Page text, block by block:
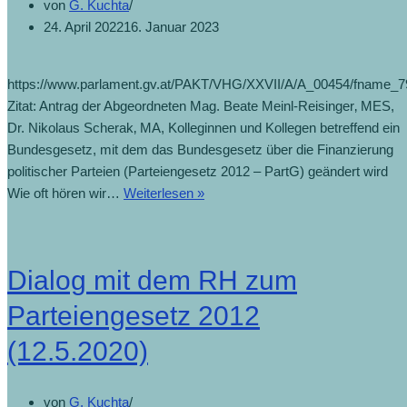
von G. Kuchta
24. April 202216. Januar 2023
https://www.parlament.gv.at/PAKT/VHG/XXVII/A/A_00454/
Zitat: Antrag der Abgeordneten Mag. Beate Meinl-Reisinger‚ MES,
Dr. Nikolaus Scherak‚ MA, Kolleginnen und Kollegen betreffend ein
Bundesgesetz, mit dem das Bundesgesetz über die Finanzierung
politischer Parteien (Parteiengesetz 2012 – PartG) geändert wird
Wie oft hören wir… Weiterlesen »
Dialog mit dem RH zum
Parteiengesetz 2012
(12.5.2020)
von G. Kuchta